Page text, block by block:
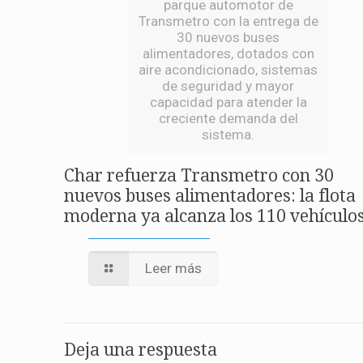
parque automotor de
Transmetro con la entrega de
30 nuevos buses
alimentadores, dotados con
aire acondicionado, sistemas
de seguridad y mayor
capacidad para atender la
creciente demanda del
sistema.
Char refuerza Transmetro con 30
nuevos buses alimentadores: la flota
moderna ya alcanza los 110
Leer más
Deja una respuesta